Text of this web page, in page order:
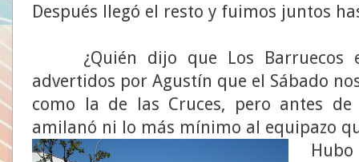
Después llegó el resto y fuimos juntos
¿Quién dijo que Los Barruecos
advertidos por Agustín que el Sábado
como la de las Cruces, pero antes
amilanó ni lo más mínimo al equipazo